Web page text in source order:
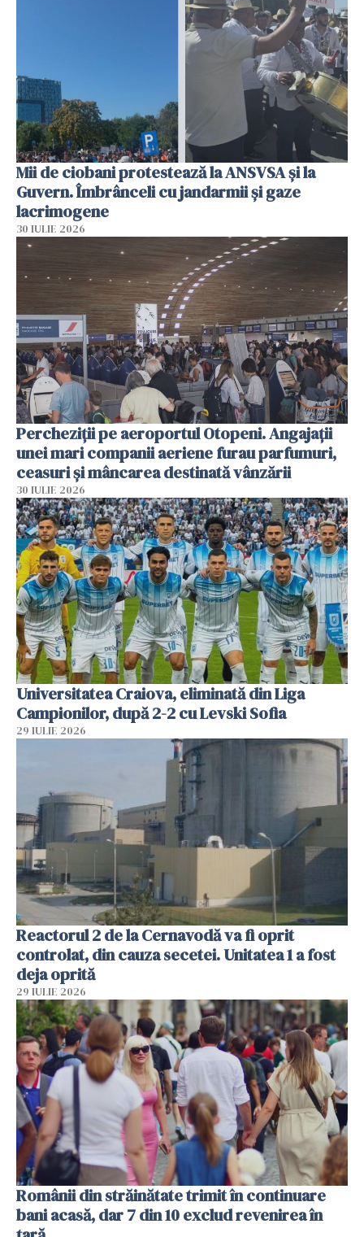
Mii de ciobani protestează la ANSVSA și la
Guvern. Îmbrânceli cu jandarmii și gaze
lacrimogene
30 IULIE 2026
Percheziții pe aeroportul Otopeni. Angajații
unei mari companii aeriene furau parfumuri,
ceasuri și mâncarea destinată vânzării
30 IULIE 2026
Universitatea Craiova, eliminată din Liga
Campionilor, după 2-2 cu Levski Sofia
29 IULIE 2026
Reactorul 2 de la Cernavodă va fi oprit
controlat, din cauza secetei. Unitatea 1 a fost
deja oprită
29 IULIE 2026
Românii din străinătate trimit în continuare
bani acasă, dar 7 din 10 exclud revenirea în